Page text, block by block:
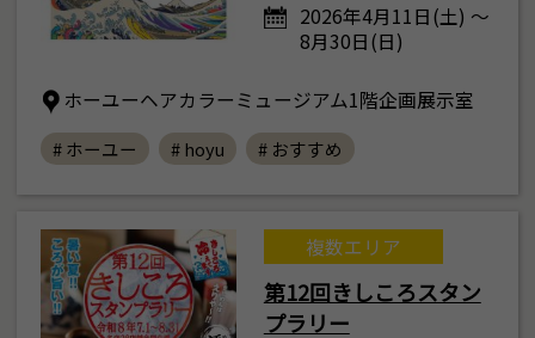
2026年4月11日(土) ～
8月30日(日)
ホーユーヘアカラーミュージアム1階企画展示室
# ホーユー # hoyu # おすすめ
複数エリア
第12回きしころスタン
プラリー